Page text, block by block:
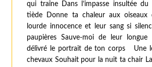
qui traîne Dans l’impasse insultée
tiède Donne ta chaleur aux oiseaux
lourde innocence et leur sang si
paupières Sauve-moi de leur longue
délivré le portrait de ton corps Une
chevaux Souhait pour la nuit ta chair